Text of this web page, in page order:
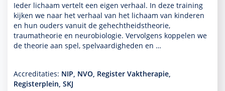
Ieder lichaam vertelt een eigen verhaal. In deze training
kijken we naar het verhaal van het lichaam van kin­de­ren
en hun ouders vanuit de gehechtheidstheorie,
traumatheorie en neurobiologie. Vervolgens koppelen we
de theorie aan spel, spelvaar­dig­heden en …
Accreditaties: NIP, NVO, Register Vaktherapie,
Registerplein, SKJ